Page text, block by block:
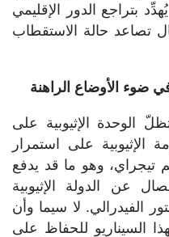
بتراجع الدور الإقليمي
تصاعد حالة الاستقطاب
ضوء الأوضاع الراهنة
الوحدة الإثيوبية على
على استمرار
تيجراي، وهو ما قد يدفع
عن الدولة الإثيوبية
39 من الدستور الفيدرالي. لا سيما وأن
السيناريو للحفاظ على